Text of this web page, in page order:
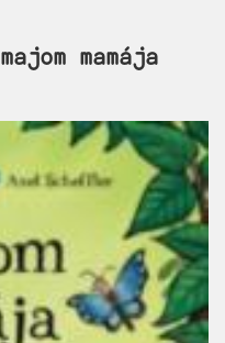
mamája